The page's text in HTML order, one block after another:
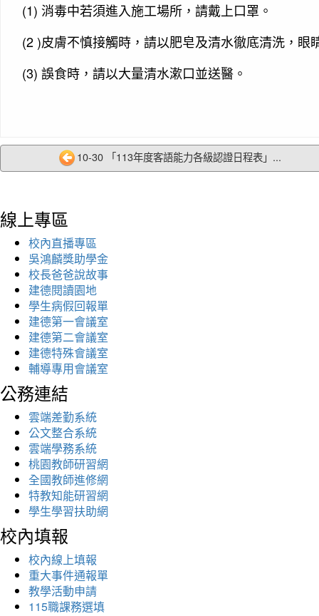
(1) 消毒中若須進入施工場所，請戴上口罩。
(2 )皮膚不慎接觸時，請以肥皂及清水徹底清洗，
(3) 誤食時，請以大量清水漱口並送醫。
10-30 「113年度客語能力各級認證日程表」...
線上專區
校內直播專區
吳鴻麟獎助學金
校長爸爸說故事
建德閱讀園地
學生病假回報單
建德第一會議室
建德第二會議室
建德特殊會議室
輔導專用會議室
公務連結
雲端差勤系統
公文整合系統
雲端學務系統
桃園教師研習網
全國教師進修網
特教知能研習網
學生學習扶助網
校內填報
校內線上填報
重大事件通報單
教學活動申請
115職課務選填